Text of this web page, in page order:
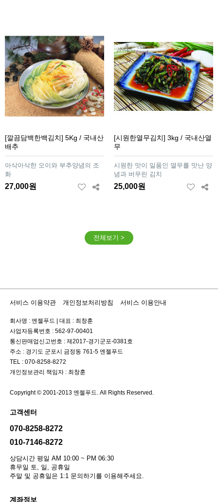
[깔끔담백한백김치] 5Kg / 국내산
배추
아삭아삭한 오이와 부추양념의 조
화
27,000원
[시원한열무김치] 3kg / 국내산열
무
시원한 맛이 일품인 열무를 맛난 양
념과 버무린 김치
25,000원
전체보기 >
서비스 이용약관 개인정보처리방침 서비스 이용안내
회사명 : 엔젤푸드
대표 : 최창훈
사업자등록번호 : 562-97-00401
통신판매업신고번호 : 제2017-경기군포-0381호
주소 : 경기도 군포시 금정동 761-5 엔젤푸드
TEL : 070-8258-8272
개인정보관리 책임자 : 최창훈
Copyright © 2001-2013 엔젤푸드. All Rights Reserved.
고객센터
070-8258-8272
010-7146-8272
상담시간 평일 AM 10:00 ~ PM 06:30
휴무일 토, 일, 공휴일
주말 및 공휴일은 1:1 문의하기를 이용해주세요.
계좌정보